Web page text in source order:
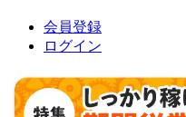
会員登録
ログイン